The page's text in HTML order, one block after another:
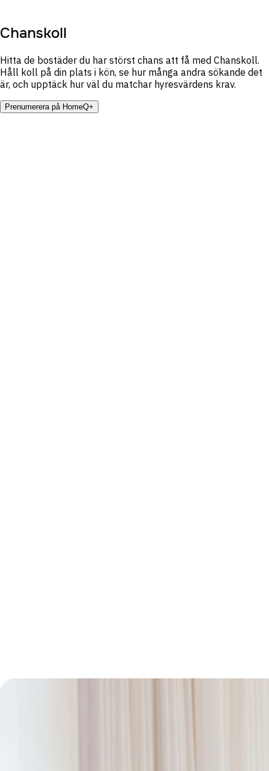
Chanskoll
Hitta de bostäder du har störst chans att få med Chanskoll.
Håll koll på din plats i kön, se hur många andra sökande det
är, och upptäck hur väl du matchar hyresvärdens krav.
Prenumerera på HomeQ+